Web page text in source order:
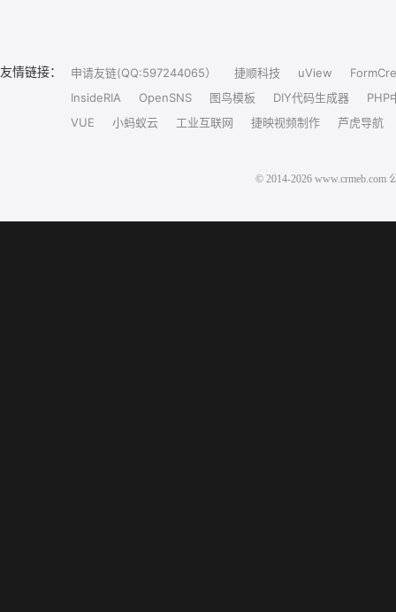
友情链接： 申请友链(QQ:597244065） 捷顺科技 uView
InsideRIA
OpenSNS 图鸟模板 DIY代码生成器
PHP
VUE
小蚂蚁云 工业互联网 捷映视频制作 芦虎导航
© 2014-2026